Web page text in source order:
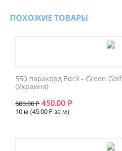
ПОХОЖИЕ ТОВАРЫ
550 паракорд EdcX - Green Golf
(Украина)
600.00Р 450.00 Р
10 м (45.00 Р за м)